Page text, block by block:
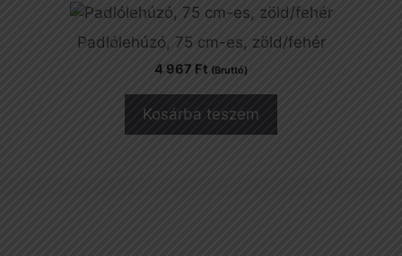
Padlólehúzó, 75 cm-es, zöld/fehér
4 967 Ft (Bruttó)
Kosárba teszem